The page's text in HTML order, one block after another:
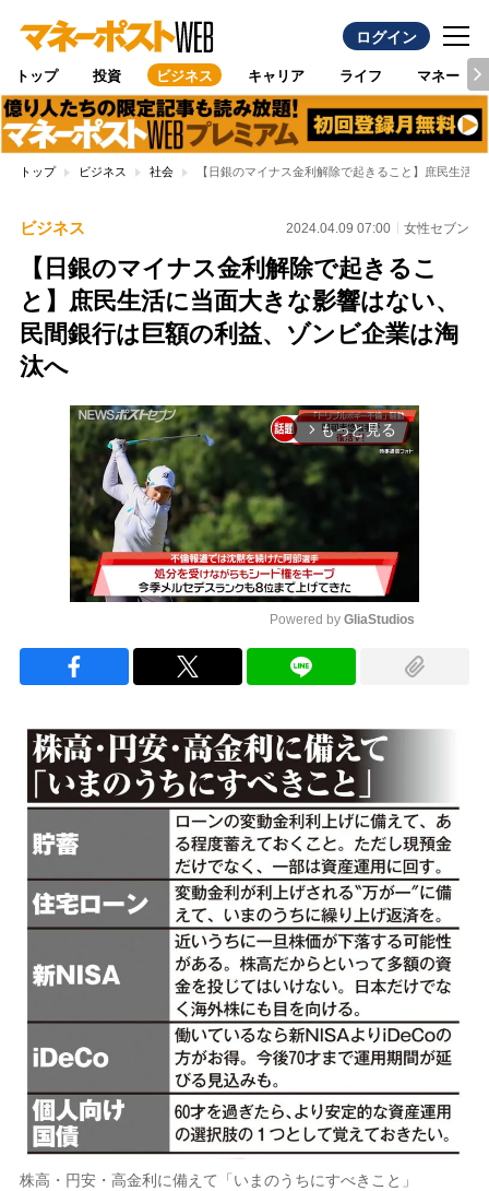
ログイン
トップ 投資 ビジネス キャリア ライフ マネー
トップ ビジネス 社会 【日銀のマイナス金利解除で起きること】庶民生活
ビジネス 2024.04.09 07:00 女性セブン
【日銀のマイナス金利解除で起きるこ
と】庶民生活に当面大きな影響はない、
民間銀行は巨額の利益、ゾンビ企業は淘
汰へ
arrow_forward_ios もっと見る
Powered by GliaStudios
株高・円安・高金利に備えて「いまのうちにすべきこと」